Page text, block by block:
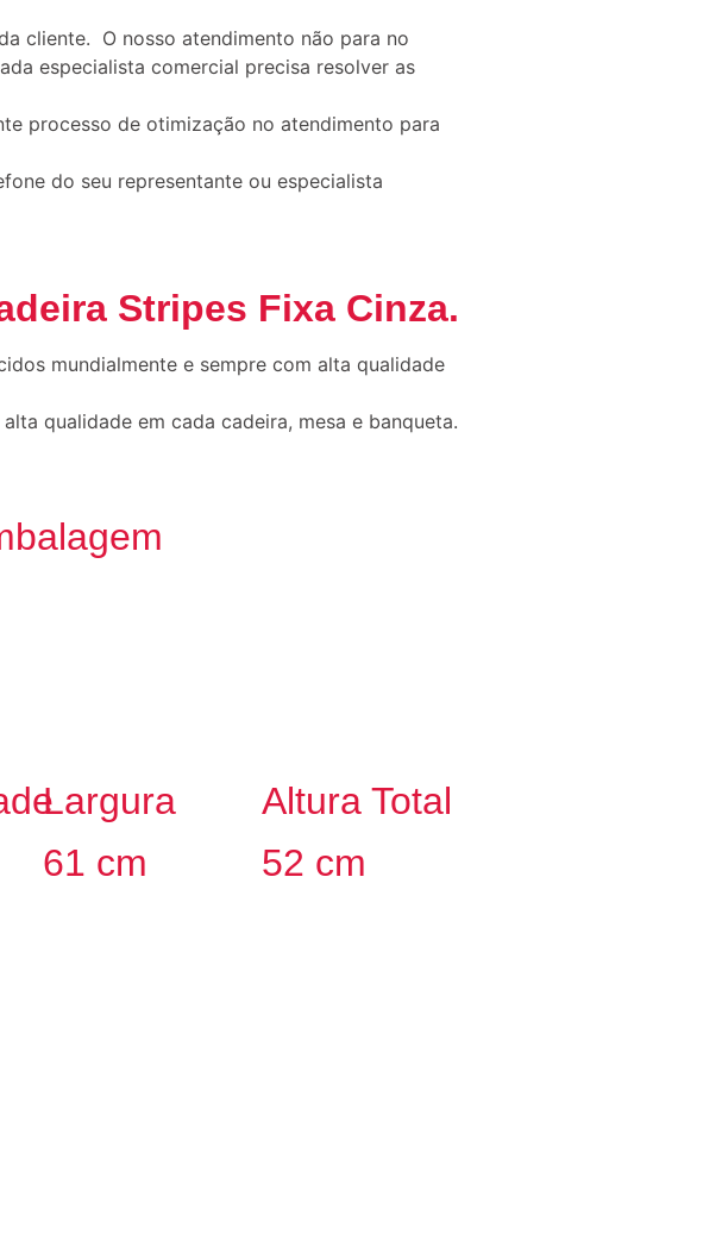
cliente. O nosso atendimento não para no
especialista comercial precisa resolver as
processo de otimização no atendimento para
do seu representante ou especialista
Stripes Fixa Cinza.
mundialmente e sempre com alta qualidade
qualidade em cada cadeira, mesa e banqueta.
Largura
61 cm
Altura Total
52 cm